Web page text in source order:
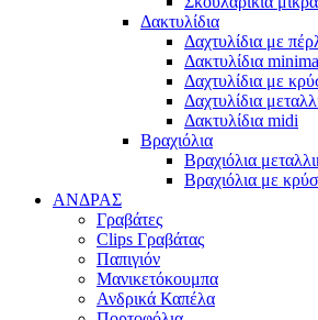
Δακτυλίδια
Δαχτυλίδια με
Δακτυλίδια
Δαχτυλίδια με
Δαχτυλίδια
Δακτυλίδια midi
Βραχιόλια
Βραχιόλια
Βραχιόλια με
ΑΝΔΡΑΣ
Γραβάτες
Clips Γραβάτας
Παπιγιόν
Μανικετόκουμπα
Ανδρικά Καπέλα